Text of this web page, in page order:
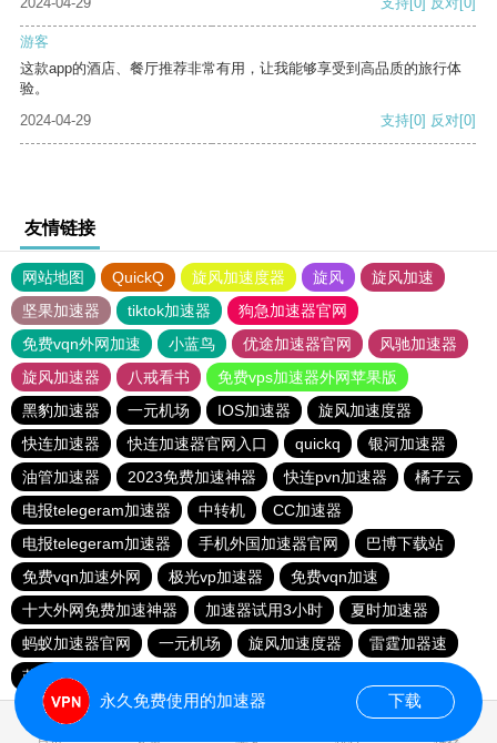
游客
这款app的酒店、餐厅推荐非常有用，让我能够享受到高品质的旅行体
验。
2024-04-29
支持[0] 反对[0]
友情链接
网站地图 QuickQ 旋风加速度器 旋风
旋风加速
坚果加速器
tiktok加速器
狗急加速器官网
免费vqn外网加速
小蓝鸟 优途加速器官网
风驰加速器
旋风加速器
八戒看书
免费vps加速器外网苹果版
黑豹加速器
一元机场 IOS加速器
旋风加速度器
快连加速器
快连加速器官网入口 quickq
银河加速器
油管加速器
2023免费加速神器 快连pvn加速器
橘子云
电报telegeram加速器
中转机
CC加速器
电报telegeram加速器
手机外国加速器官网
巴博下载站
免费vqn加速外网
极光vp加速器
免费vqn加速
十大外网免费加速神器
加速器试用3小时
夏时加速器
蚂蚁加速器官网
一元机场 旋风加速度器
雷霆加器速
蓝鲸加速器
永久免费使用的加速器 下载